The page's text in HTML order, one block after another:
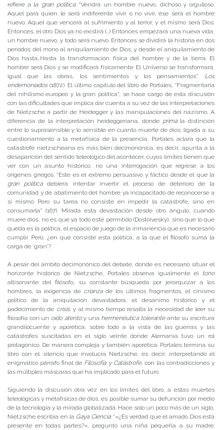
refiere a la gran política: “Vendrá un hombre nuevo, dichoso y orgulloso.
Aquel para quien le será indiferente vivir o no vivir, ése será el hombre
nuevo. Aquel que vencerá al sufrimiento y al terror, y el mismo será Dios.
Entonces, el otro Dios ya no existirá (…) Entonces empezará una nueva vida,
un hombre nuevo, y todo será nuevo. Entonces se dividirá la historia en dos
períodos: del mono al aniquilamiento de Dios, y desde el aniquilamiento de
Dios hasta…Hasta la transformación física del hombre y de la tierra. El
hombre será Dios y se modificará físicamente. El Universo se transformará,
igual que las obras, los sentimientos y los pensamientos”. Los
endemoniados(1872). El último capítulo del libro de Portales, “Fragmentaria
del nihilismo europeo y la gran política”, se hace cargo de esta discusión
con las dificultades que implica dar cuenta a su vez de las interpretaciones
de Nietzsche a partir de Heidegger y las manipulaciones del nazismo. A
diferencia de la interpretación heideggeriana, donde primala distinción
entre lo suprasensible y lo sensible en cuanto muerte de dios, ligada a su
cuestionamiento a la metafísica de la presencia, Portales aclara que la
catástrofe nietzscheana es más bien decimonónica, es decir, apunta a la
desaparición del sentido teleológico del acontecer, cuyos límites tienen que
ver con un asunto histórico, no una interrogación que regrese a los
orígenes griegos. “Este es el extremo persuasivo y fáctico desde el que la
gran políticadebiera intentar invertir el proceso de deterioro de la
comunidad y de abatimiento del hombre ya incapacitado de reconocerse a
sí mismo. Pero su tarea no consiste en impedir la catástrofe, sino en
consumarla” (167). Mirada esta devastación desde otro ángulo, cuando
muere dios, no es que ya todo esté permitido (Dostoivesky), sino que lo que
queda es la política, el espacio de juego de la inmanencia que es necesario
cumplir. Pero, ¿en qué consiste esta política, a la que el filósofo suma la
carga de ‘gran’?
A pesar del ámbito decimonónico del debate, donde es necesario situar el
horizonte histórico de Nietzsche, Portales observa igualmente el tono
altisonante del filósofo, su constante búsqueda por jerarquizar a los
hombres, la exigencia de crianzade los últimos fragmentos, el cinismo
político de la aniquilación devastadora, el desánimo histórico y el
padecimiento de crisis; y al mismo tiempo resalta la necesidad de leer su
filosofía con un oído atentoy una hermenéutica toleranteante su escritura
grandilocuente y aporética, sobre todo a la vista de las guerras y las
catástrofes suscitadas en el siglo veinte donde Alemania tuvo un rol
protagónico. De manera compleja y también aporética, Portales termina su
libro con el silencio que involucra Nietzsche, es decir, interpretando el
enigmático párrafo final de Filosofía y Catástrofe, con las contradicciones y
las múltiples máscaras que ha implicado para el futuro.
Siguiendo la discusión otra vez en los límites del libro, a estas muertes
teleológicas y metafísicas de dios, es posible sumar su defunción por medio
de la tecnología y la mirada globalizada. Hace solo un poco más de un siglo,
Nietzsche escribía en la Gaya Ciencia: “«¿Es verdad que el amado Dios está
presente en todas partes?», preguntó una niña pequeña a su madre: